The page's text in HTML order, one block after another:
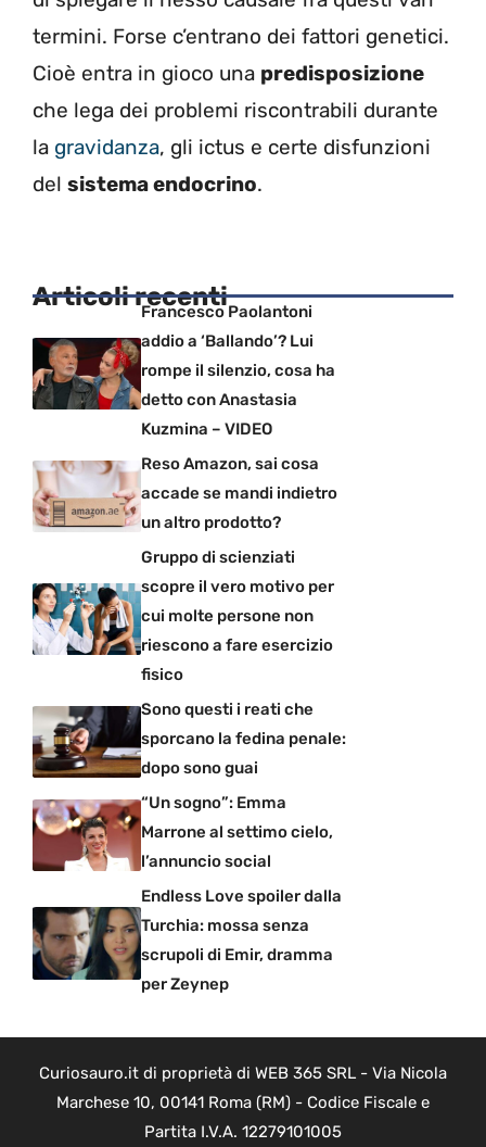
termini. Forse c’entrano dei fattori genetici.
Cioè entra in gioco una predisposizione
che lega dei problemi riscontrabili durante
la gravidanza, gli ictus e certe disfunzioni
del sistema endocrino.
Articoli recentiFrancesco Paolantoni
addio a ‘Ballando’? Lui
rompe il silenzio, cosa ha
detto con Anastasia
Kuzmina – VIDEO
Reso Amazon, sai cosa
accade se mandi indietro
un altro prodotto?
Gruppo di scienziati
scopre il vero motivo per
cui molte persone non
riescono a fare esercizio
fisico
Sono questi i reati che
sporcano la fedina penale:
dopo sono guai
“Un sogno”: Emma
Marrone al settimo cielo,
l’annuncio social
Endless Love spoiler dalla
Turchia: mossa senza
scrupoli di Emir, dramma
per Zeynep
Curiosauro.it di proprietà di WEB 365 SRL - Via Nicola
Marchese 10, 00141 Roma (RM) - Codice Fiscale e
Partita I.V.A. 12279101005